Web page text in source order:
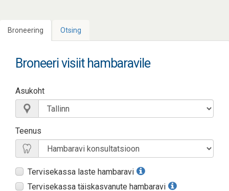
Broneering Otsing
Broneeri visiit hambaravile
Asukoht
Teenus
Tervisekassa laste hambaravi
Tervisekassa täiskasvanute hambaravi